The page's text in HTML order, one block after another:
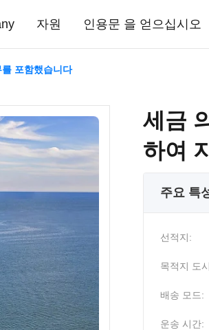
자원 인용문 을 얻으십시오
포함했습니다
세금
하여
주요 특
선적지:
목적지 도
배송 모드:
운송 시간: